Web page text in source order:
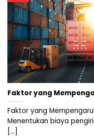
Faktor yang
Faktor yang
Menentukan biaya
[...]